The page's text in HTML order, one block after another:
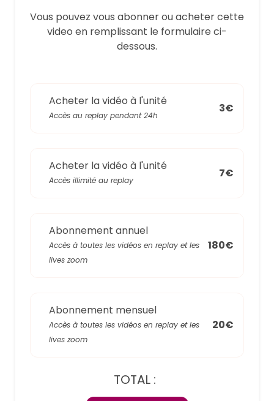
Vous pouvez vous abonner ou acheter cette
video en remplissant le formulaire ci-
dessous.
Acheter la vidéo à l'unité
Accès au replay pendant 24h
3€
Acheter la vidéo à l'unité
Accès illimité au replay
7€
Abonnement annuel
Accès à toutes les vidéos en replay et les
lives zoom
180€
Abonnement mensuel
Accès à toutes les vidéos en replay et les
lives zoom
20€
TOTAL :